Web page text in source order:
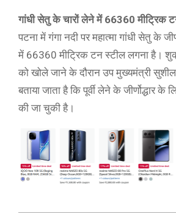
गांधी सेतु के चारों लेने में 66360 मीट्रिक
पटना में गंगा नदी पर महात्मा गांधी सेतु के
में 66360 मीट्रिक टन स्टील लगना है।
को खोले जाने के दौरान उप मुख्यमंत्री सुशील
बताया जाता है कि पूर्वी लेने के जीर्णोद्धार के
की जा चुकी है।